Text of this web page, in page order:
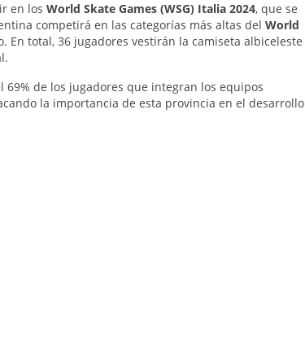
en los World Skate Games (WSG) Italia 2024, que se
competirá en las categorías más altas del World
En total, 36 jugadores vestirán la camiseta albiceleste
de los jugadores que integran los equipos
la importancia de esta provincia en el desarrollo